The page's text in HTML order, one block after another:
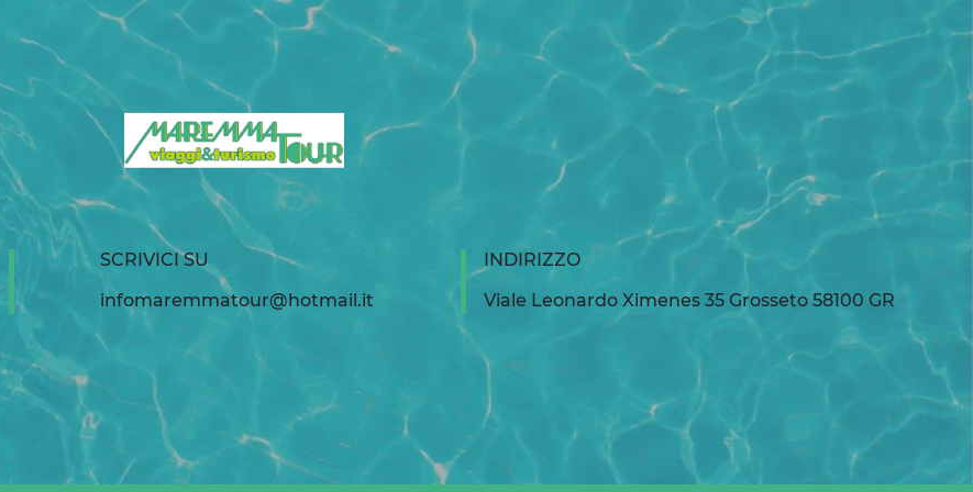
SCRIVICI SU
infomaremmatour@hotmail.it
INDIRIZZO
Viale Leonardo Ximenes 35 Grosseto 58100 GR